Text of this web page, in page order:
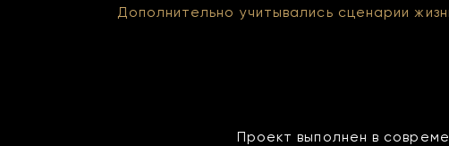
Дополнительно учитывались сценарии
Проект выполнен в